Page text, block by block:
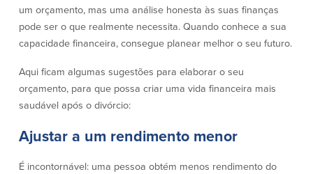
Empresas
Conta à ordem
Empresarial
Conta à ordem de Análise
Empresarial
Conta à ordem para Autarquias/Sem
IOLTA
Poupanças
Planos de reforma
um orçamento, mas uma análise honesta às suas finanças
pode ser o que realmente necessita. Quando conhece a sua
capacidade financeira, consegue planear melhor o seu futuro.
Aqui ficam algumas sugestões para elaborar o seu
orçamento, para que possa criar uma vida financeira mais
saudável após o divórcio:
Ajustar a um rendimento menor
É incontornável: uma pessoa obtém menos rendimento do